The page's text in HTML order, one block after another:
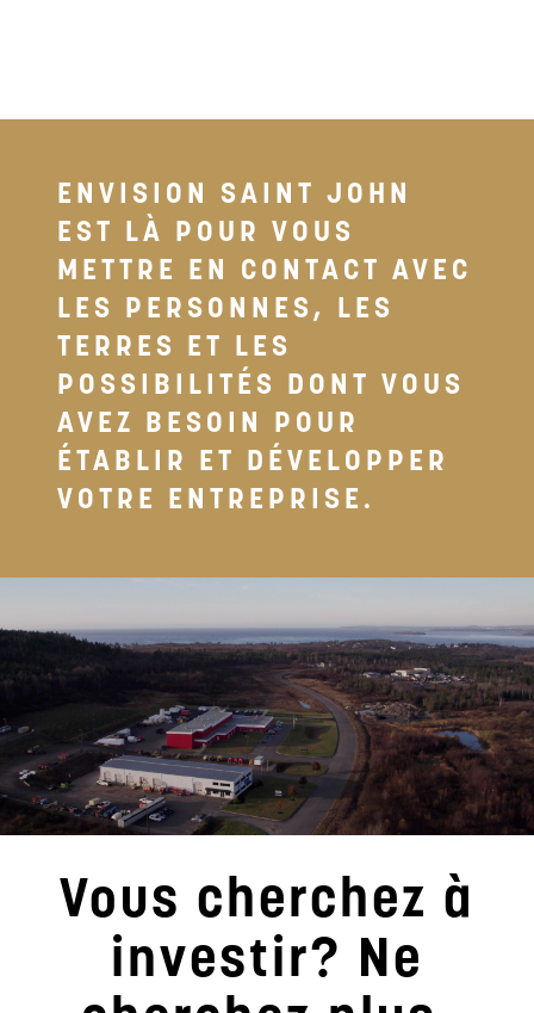
ENVISION SAINT JOHN
EST LÀ POUR VOUS
METTRE EN CONTACT AVEC
LES PERSONNES, LES
TERRES ET LES
POSSIBILITÉS DONT VOUS
AVEZ BESOIN POUR
ÉTABLIR ET DÉVELOPPER
VOTRE ENTREPRISE.
Vous cherchez à
investir? Ne